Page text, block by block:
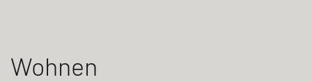
Wohnen